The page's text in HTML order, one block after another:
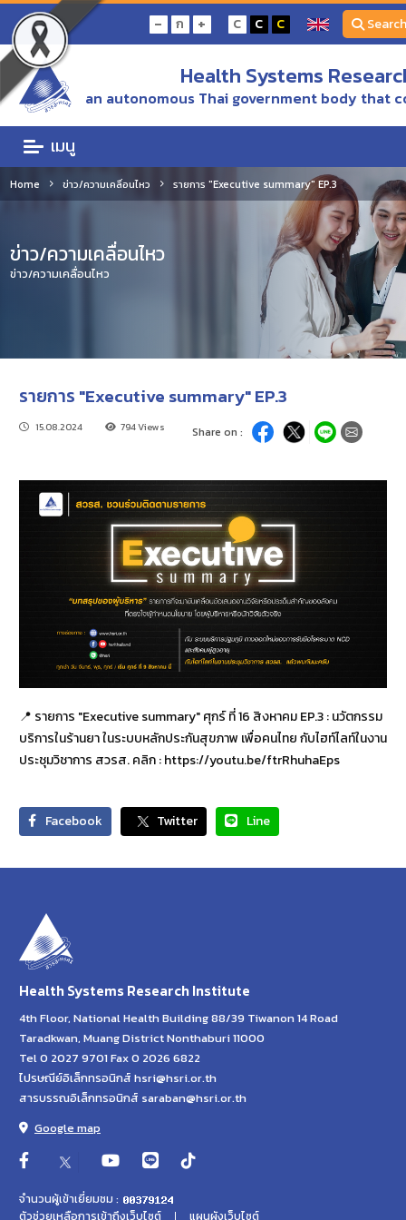
- ก + C C C Search
Health Systems
an autonomous Thai government body that
เมนู
Home ข่าว/ความเคลื่อนไหว รายการ "Executive summary" EP.3
ข่าว/ความเคลื่อนไหว
ข่าว/ความเคลื่อนไหว
รายการ "Executive summary" EP.3
15.08.2024 794 Views Share on :
📍 รายการ "Executive summary" ศุกร์ ที่ 16 สิงหาคม EP.3 : นวัตกรรม
บริการในร้านยา ในระบบหลักประกันสุขภาพ เพื่อคนไทย กับไฮท์ไลท์ในงาน
ประชุมวิชาการ สวรส. คลิก : https://youtu.be/ftrRhuhaEps
Facebook Twitter Line
Health Systems Research Institute
4th Floor, National Health Building 88/39 Tiwanon 14 Road
Taradkwan, Muang District Nonthaburi 11000
Tel 0 2027 9701 Fax 0 2026 6822
ไปรษณีย์อิเล็กทรอนิกส์ hsri@hsri.or.th
สารบรรณอิเล็กทรอนิกส์ saraban@hsri.or.th
Google map
จำนวนผู้เข้าเยี่ยมชม :
ตัวช่วยเหลือการเข้าถึงเว็บไซต์
แผนผังเว็บไซต์